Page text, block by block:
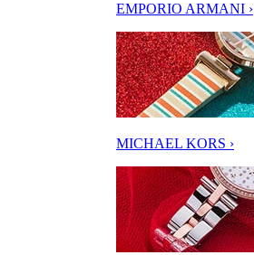
EMPORIO ARMANI ›
MICHAEL KORS ›